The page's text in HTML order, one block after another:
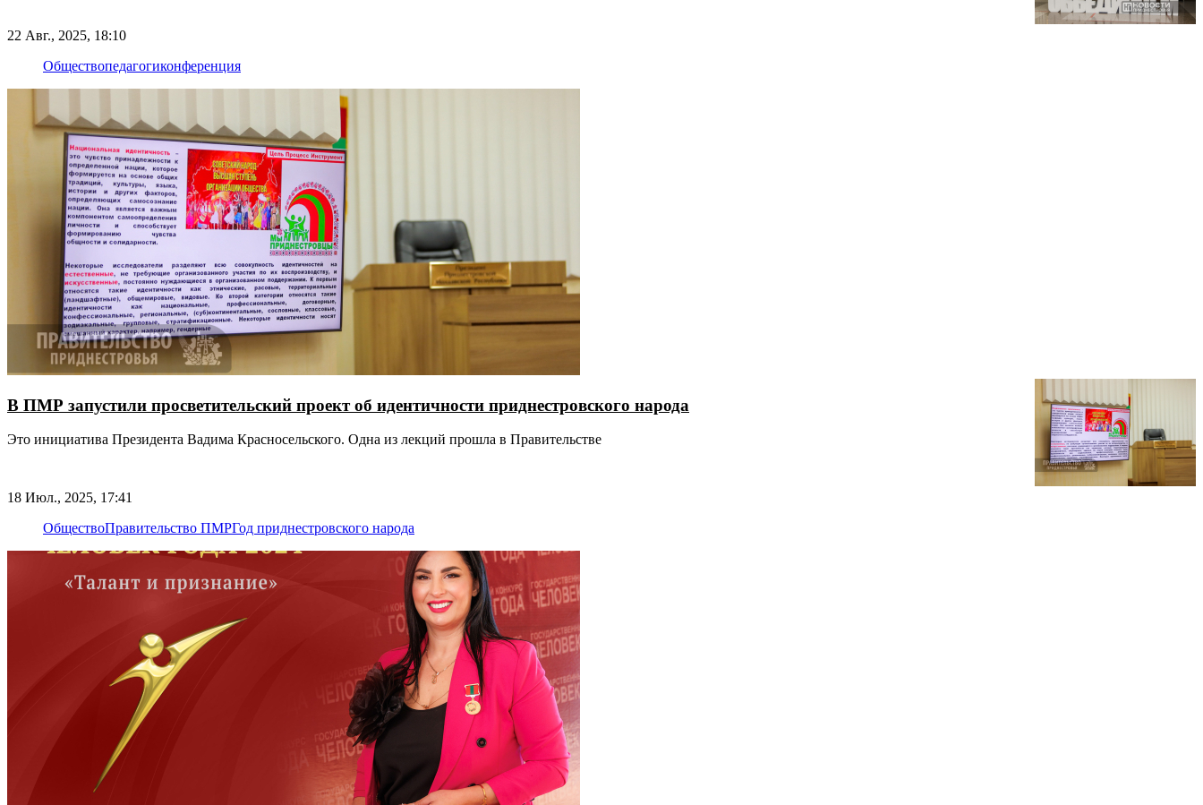
22 Авг., 2025, 18:10
Обществопедагогиконференция
В ПМР запустили просветительский проект об идентичности приднестровского народа
Это инициатива Президента Вадима Красносельского. Одна из лекций прошла в Правительстве
18 Июл., 2025, 17:41
ОбществоПравительство ПМРГод приднестровского народа